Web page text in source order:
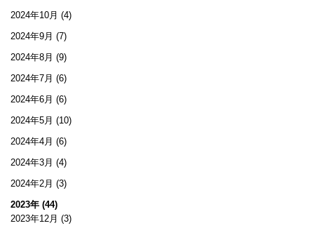
2024年10月 (4)
2024年9月 (7)
2024年8月 (9)
2024年7月 (6)
2024年6月 (6)
2024年5月 (10)
2024年4月 (6)
2024年3月 (4)
2024年2月 (3)
2023年 (44)
2023年12月 (3)